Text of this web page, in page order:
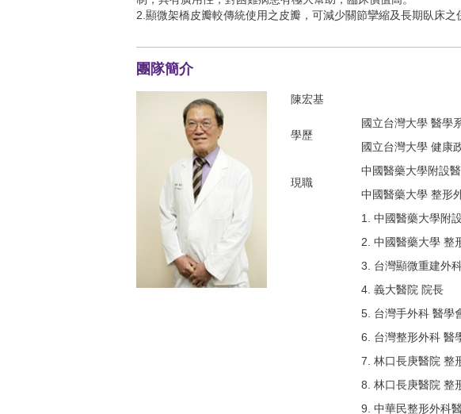
2.顯微架橋皮瓣較傳統使用之皮瓣，可減少關節攣縮及長期臥床之
團隊簡介
陳宏基
學歷
國立台灣大學 醫學
國立台灣大學 健康
現職
中國醫藥大學附設
中國醫藥大學 整形
1. 中國醫藥大學附
2. 中國醫藥大學 整
3. 台灣顯微重建外
4. 義大醫院 院長
5. 台灣手外科 醫學
6. 台灣整形外科 醫
7. 林口長庚醫院 整
8. 林口長庚醫院 整
9. 中華民整形外科